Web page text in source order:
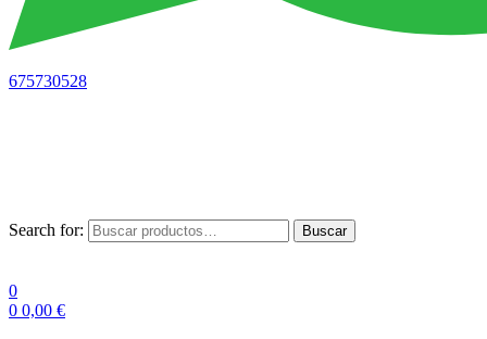
675730528
Search for: Buscar
0
0 0,00 €